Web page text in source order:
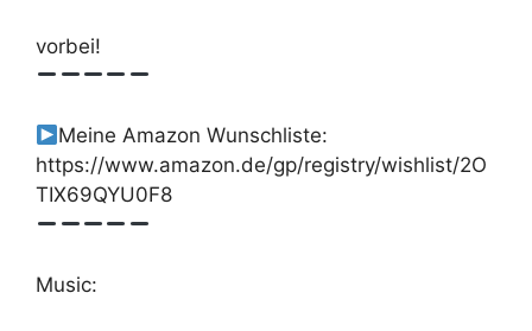
vorbei!
Meine Amazon Wunschliste:
https://www.amazon.de/gp/registry/wishlist/2O
TIX69QYU0F8
Music: